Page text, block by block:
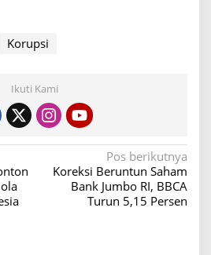
Korupsi
Ikuti Kami
Pos berikutnya
Koreksi Beruntun Saham
Bank Jumbo RI, BBCA
Turun 5,15 Persen